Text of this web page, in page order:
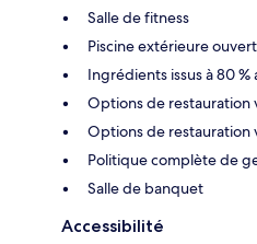
Salle de fitness
Piscine extérieure
Ingrédients issus à 80 %
Options de restauration
Options de restauration
Politique complète de
Salle de banquet
Accessibilité